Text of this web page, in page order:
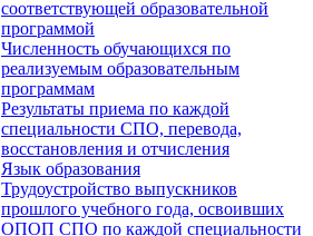
соответствующей образовательной
программой
Численность обучающихся по
реализуемым образовательным
программам
Результаты приема по каждой
специальности СПО, перевода,
восстановления и отчисления
Язык образования
Трудоустройство выпускников
прошлого учебного года, освоивших
ОПОП СПО по каждой специальности